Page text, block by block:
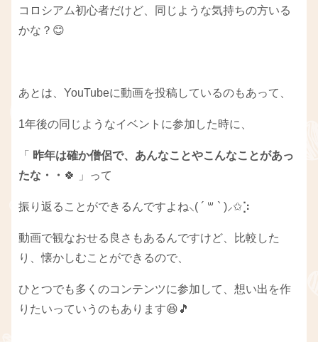
コロシアム初心者だけど、同じような気持ちの方いる
かな？😊
あとは、YouTubeに動画を投稿しているのもあって、
1年後の同じようなイベントに参加した時に、
「
昨年は確か僧侶で、あんなことやこんなことがあっ
たな・・ 🍀 」って
振り返ることができるんですよね⸜( ´ ꒳ ` )⸝✩︎⡱
動画で観なおせる良さもあるんですけど、比較した
り、懐かしむことができるので、
ひとつでも多くのコンテンツに参加して、想い出を作
りたいっていうのもあります😆🎵